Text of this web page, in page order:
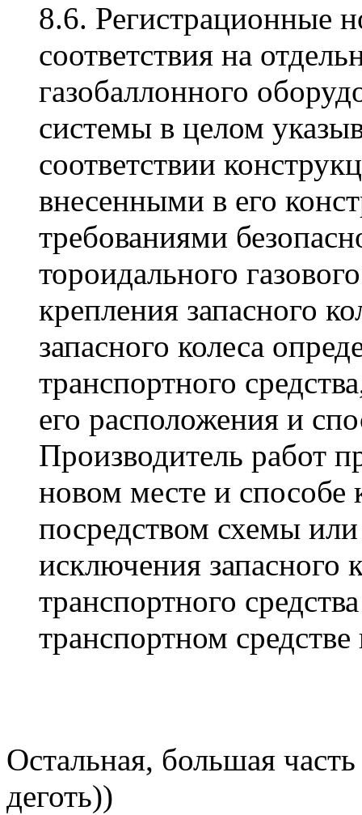
8.6. Регистрационные
соответствия на
газобаллонного
системы в целом
соответствии
внесенными в его
требованиями
тороидального
крепления запасного
запасного колеса
транспортного
его расположения и
Производитель работ
новом месте и способе
посредством схемы
исключения запасного
транспортного
транспортном
Остальная, большая
деготь))